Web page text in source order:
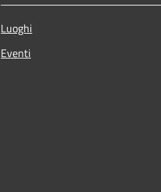
Luoghi
Eventi